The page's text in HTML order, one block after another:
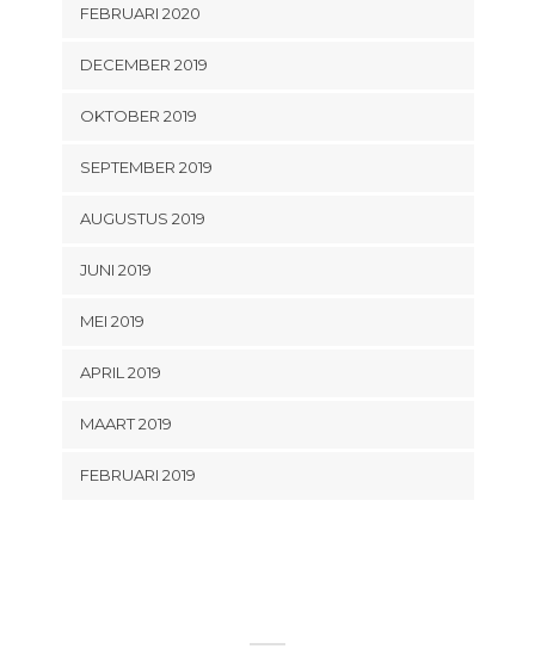
FEBRUARI 2020
DECEMBER 2019
OKTOBER 2019
SEPTEMBER 2019
AUGUSTUS 2019
JUNI 2019
MEI 2019
APRIL 2019
MAART 2019
FEBRUARI 2019